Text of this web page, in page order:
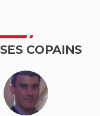
SES COPAINS